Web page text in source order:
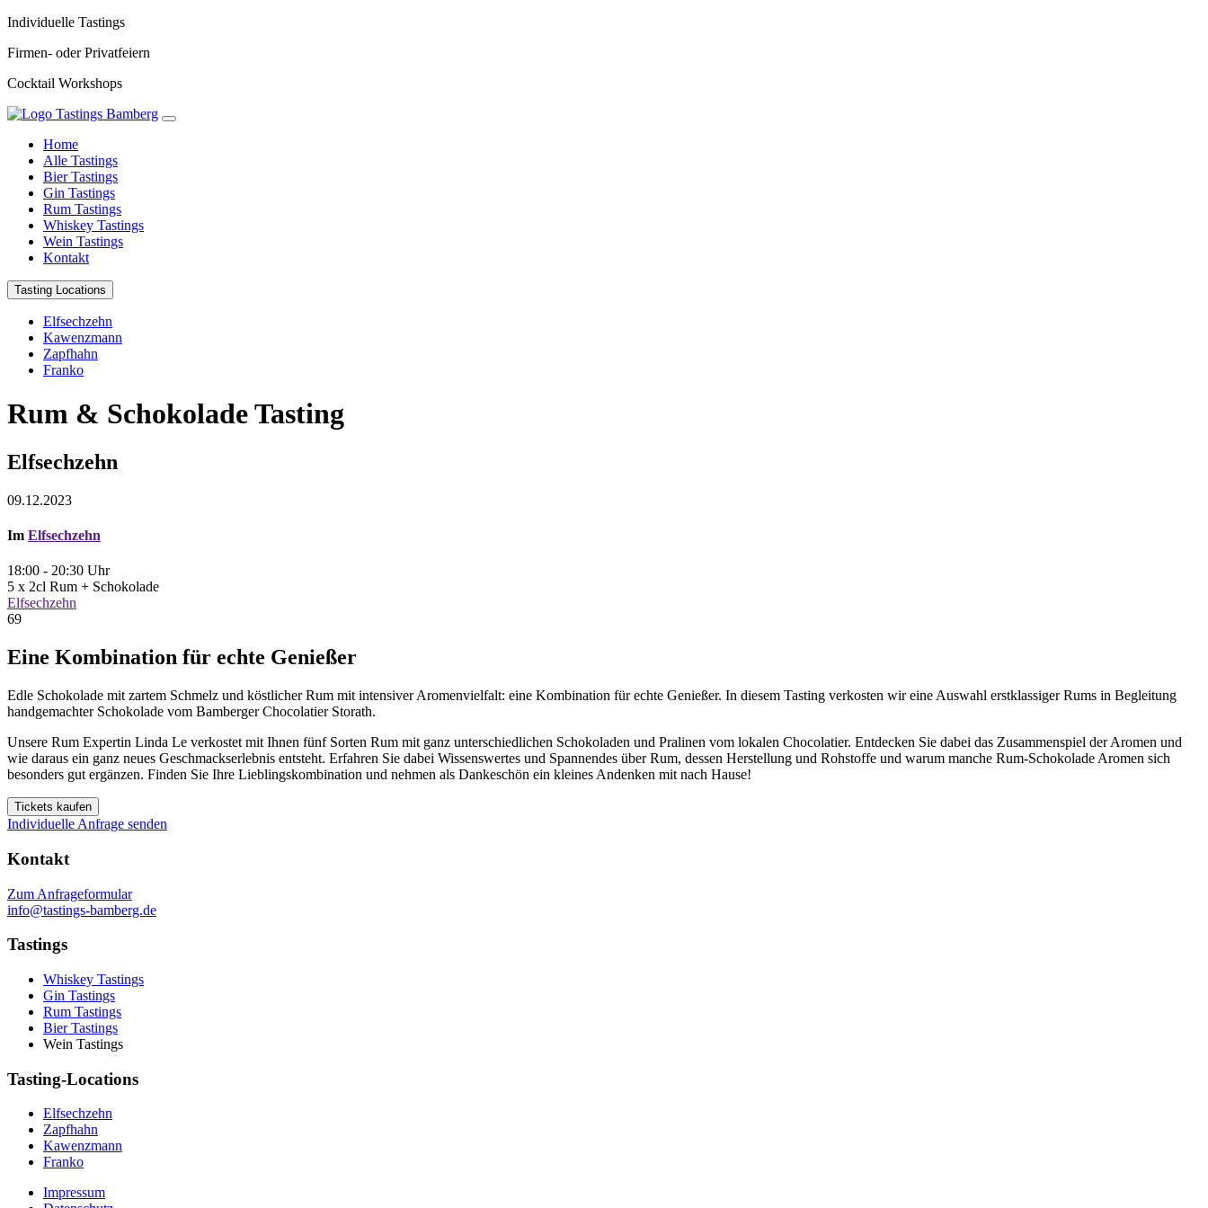
Individuelle Tastings
Firmen- oder Privatfeiern
Cocktail Workshops
Home
Alle Tastings
Bier Tastings
Gin Tastings
Rum Tastings
Whiskey Tastings
Wein Tastings
Kontakt
Tasting Locations
Elfsechzehn
Kawenzmann
Zapfhahn
Franko
Rum & Schokolade Tasting
Elfsechzehn
09.12.2023
Im Elfsechzehn
18:00 - 20:30 Uhr
5 x 2cl Rum + Schokolade
Elfsechzehn
69
Eine Kombination für echte Genießer
Edle Schokolade mit zartem Schmelz und köstlicher Rum mit intensiver Aromenvielfalt: eine Kombination für echte Genießer. In diesem Tasting verkosten wir eine Auswahl erstklassiger Rums in Begleitung
handgemachter Schokolade vom Bamberger Chocolatier Storath.
Unsere Rum Expertin Linda Le verkostet mit Ihnen fünf Sorten Rum mit ganz unterschiedlichen Schokoladen und Pralinen vom lokalen Chocolatier. Entdecken Sie dabei das Zusammenspiel der Aromen und
wie daraus ein ganz neues Geschmackserlebnis entsteht. Erfahren Sie dabei Wissenswertes und Spannendes über Rum, dessen Herstellung und Rohstoffe und warum manche Rum-Schokolade Aromen sich
besonders gut ergänzen. Finden Sie Ihre Lieblingskombination und nehmen als Dankeschön ein kleines Andenken mit nach Hause!
Tickets kaufen
Individuelle Anfrage senden
Kontakt
Zum Anfrageformular
info@tastings-bamberg.de
Tastings
Whiskey Tastings
Gin Tastings
Rum Tastings
Bier Tastings
Wein Tastings
Tasting-Locations
Elfsechzehn
Zapfhahn
Kawenzmann
Franko
Impressum